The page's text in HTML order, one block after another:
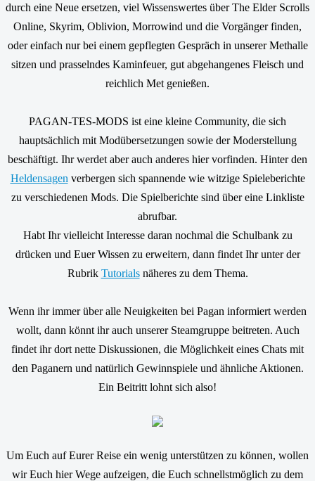
durch eine Neue ersetzen, viel Wissenswertes über The Elder Scrolls
Online, Skyrim, Oblivion, Morrowind und die Vorgänger finden,
oder einfach nur bei einem gepflegten Gespräch in unserer Methalle
sitzen und prasselndes Kaminfeuer, gut abgehangenes Fleisch und
reichlich Met genießen.
PAGAN-TES-MODS ist eine kleine Community, die sich
hauptsächlich mit Modübersetzungen sowie der Moderstellung
beschäftigt. Ihr werdet aber auch anderes hier vorfinden. Hinter den
Heldensagen verbergen sich spannende wie witzige Spieleberichte
zu verschiedenen Mods. Die Spielberichte sind über eine Linkliste
abrufbar.
Habt Ihr vielleicht Interesse daran nochmal die Schulbank zu
drücken und Euer Wissen zu erweitern, dann findet Ihr unter der
Rubrik Tutorialsnäheres zu dem Thema.
Wenn ihr immer über alle Neuigkeiten bei Pagan informiert werden
wollt, dann könnt ihr auch unserer Steamgruppe beitreten. Auch
findet ihr dort nette Diskussionen, die Möglichkeit eines Chats mit
den Paganern und natürlich Gewinnspiele und ähnliche Aktionen.
Ein Beitritt lohnt sich also!
Um Euch auf Eurer Reise ein wenig unterstützen zu können, wollen
wir Euch hier Wege aufzeigen, die Euch schnellstmöglich zu dem